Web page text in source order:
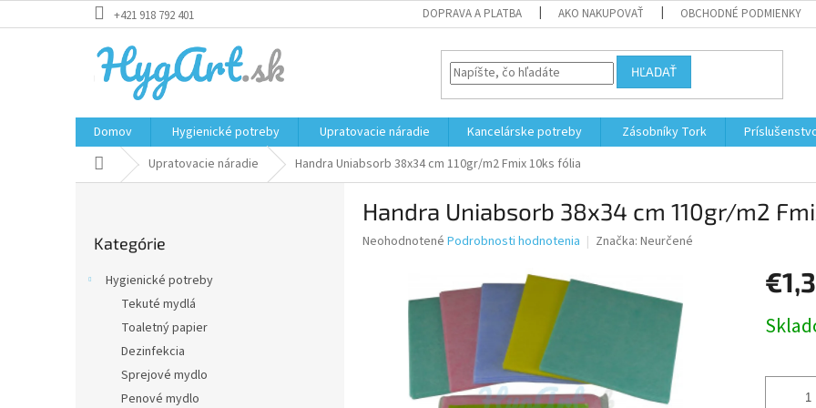
na
+421 918 792 401 DOPRAVA A PLATBA AKO NAKUPOVAŤ OBCHODNÉ PODMIENKY
HĽADAŤ
Domov Hygienické potreby Upratovacie náradie Kancelárske potreby Zásobníky Tork
DomovUpratovacie náradie Handra Uniabsorb 38x34 cm 110gr/m2 Fmix 10ks fólia
kategórie
Kategórie
Hygienické potreby
Tekuté mydlá
Toaletný papier
Dezinfekcia
Sprejové mydlo
Penové mydlo
Handra Uniabsorb 38x34 cm 110gr/m2
Priemerné
Neohodnotené Podrobnosti hodnotenia Značka: Neurčené
cena: